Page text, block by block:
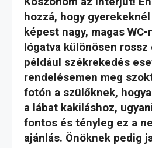
hozzá, hogy
képest nagy, magas
lógatva különösen rossz
például székrekedés
rendelésemen meg
fotón a szülőknek,
a lábat kakiláshoz,
fontos és tényleg ez a
ajánlás. Önöknek pedig